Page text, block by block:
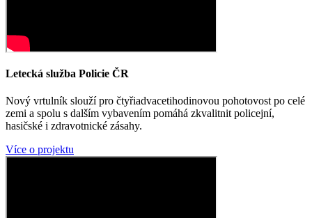
Letecká služba Policie ČR
Nový vrtulník slouží pro čtyřiadvacetihodinovou pohotovost po celé
zemi a spolu s dalším vybavením pomáhá zkvalitnit policejní,
hasičské i zdravotnické zásahy.
Více o projektu